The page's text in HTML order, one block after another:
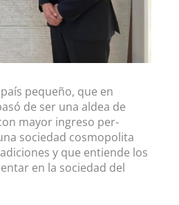
pequeño, que en
de ser una aldea de
mayor ingreso per-
sociedad cosmopolita
y que entiende los
en la sociedad del